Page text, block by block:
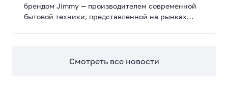
брендом Jimmy — производителем современной
бытовой техники, представленной на рынках
Смотреть все новости